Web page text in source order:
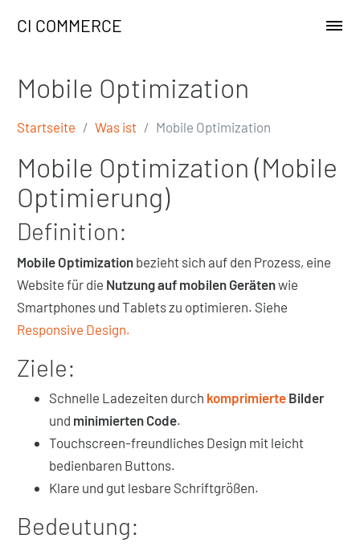
CI COMMERCE
Mobile Optimization
Startseite Was ist Mobile Optimization
Mobile Optimization (Mobile
Optimierung)
Definition:
Mobile Optimization bezieht sich auf den Prozess, eine
Website für die Nutzung auf mobilen Gerätenwie
Smartphones und Tablets zu optimieren. Siehe
Responsive Design.
Ziele:
Schnelle Ladezeiten durch komprimierte Bilder
und minimierten Code.
Touchscreen-freundliches Design mit leicht
bedienbaren Buttons.
Klare und gut lesbare Schriftgrößen.
Bedeutung: